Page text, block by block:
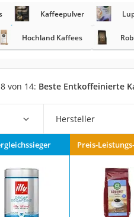
Matcha-Set
Sojasauce
MCT-Öl
Erythrit
Service
Kaffeepulver
Hochland Kaffees
von 14: Beste Entkoffeinierte
Hersteller
Preis-